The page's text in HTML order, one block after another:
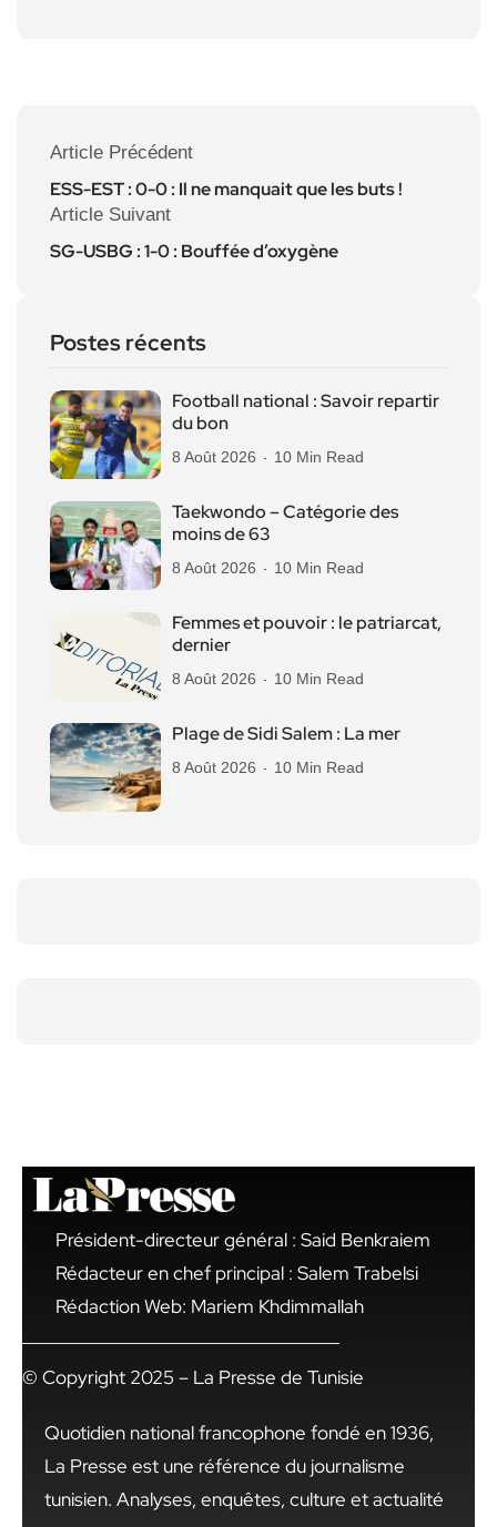
Article Précédent
ESS-EST : 0-0 : Il ne manquait que les buts !
Article Suivant
SG-USBG : 1-0 : Bouffée d’oxygène
Postes récents
Football national : Savoir repartir
du bon
8 Août 2026 10 Min Read
Taekwondo – Catégorie des
moins de 63
8 Août 2026 10 Min Read
Femmes et pouvoir : le patriarcat,
dernier
8 Août 2026 10 Min Read
Plage de Sidi Salem : La mer
8 Août 2026 10 Min Read
Président-directeur général : Said Benkraiem
Rédacteur en chef principal : Salem Trabelsi
Rédaction Web: Mariem Khdimmallah
© Copyright 2025 – La Presse de Tunisie
Quotidien national francophone fondé en 1936,
La Presse est une référence du journalisme
tunisien. Analyses, enquêtes, culture et actualité